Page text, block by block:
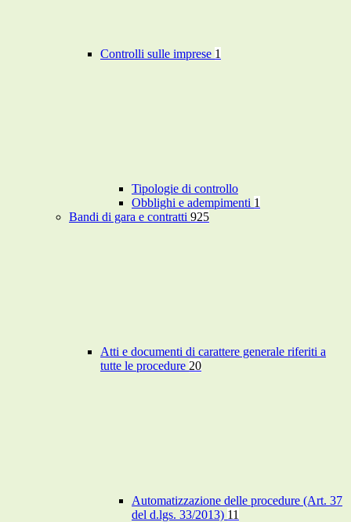
Controlli sulle imprese 1
Tipologie di controllo
Obblighi e adempimenti 1
Bandi di gara e contratti 925
Atti e documenti di carattere generale riferiti a
tutte le procedure 20
Automatizzazione delle procedure (Art. 37
del d.lgs. 33/2013) 11